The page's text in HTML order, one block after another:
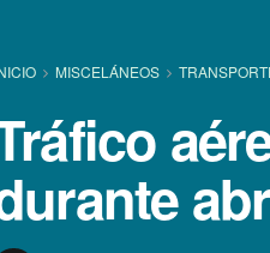
MISCELÁNEOS